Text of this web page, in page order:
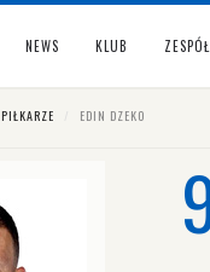
NEWS KLUB ZESPÓŁ
PIŁKARZE EDIN DZEKO